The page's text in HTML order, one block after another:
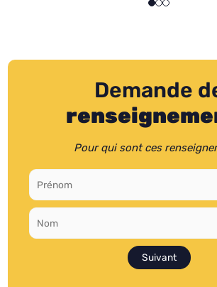
Demande
Pour qui sont ces
Suivant